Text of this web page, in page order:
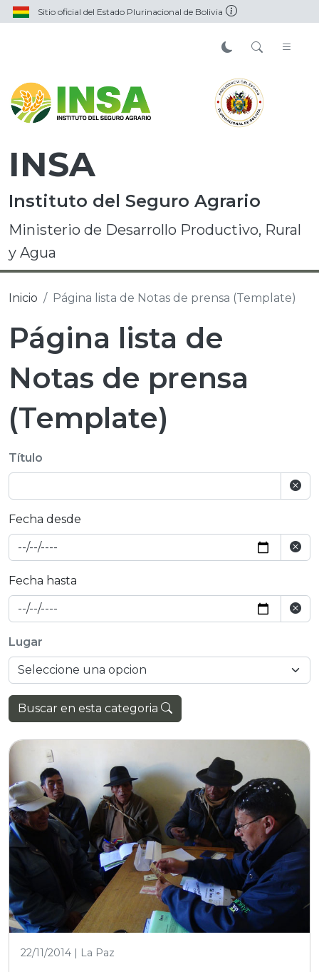
Sitio oficial del Estado Plurinacional de Bolivia
INSA
Instituto del Seguro Agrario
Ministerio de Desarrollo Productivo, Rural
y Agua
Inicio Página lista de Notas de prensa (Template)
Página lista de
Notas de prensa
(Template)
Título
Fecha desde
Fecha hasta
Lugar
Buscar en esta categoria
22/11/2014 | La Paz